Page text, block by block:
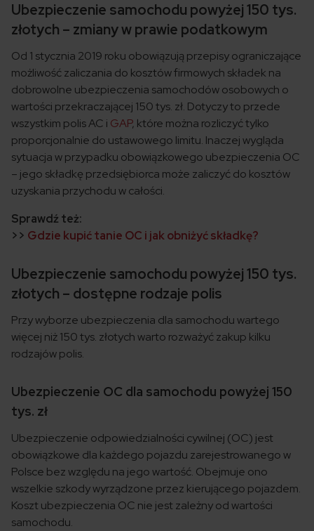
Ubezpieczenie samochodu powyżej 150 tys.
złotych – zmiany w prawie podatkowym
Od 1 stycznia 2019 roku obowiązują przepisy ograniczające
możliwość zaliczania do kosztów firmowych składek na
dobrowolne ubezpieczenia samochodów osobowych o
wartości przekraczającej 150 tys. zł. Dotyczy to przede
wszystkim polis AC i GAP, które można rozliczyć tylko
proporcjonalnie do ustawowego limitu. Inaczej wygląda
sytuacja w przypadku obowiązkowego ubezpieczenia OC
– jego składkę przedsiębiorca może zaliczyć do kosztów
uzyskania przychodu w całości.
Sprawdź też:
>> Gdzie kupić tanie OC i jak obniżyć składkę?
Ubezpieczenie samochodu powyżej 150 tys.
złotych – dostępne rodzaje polis
Przy wyborze ubezpieczenia dla samochodu wartego
więcej niż 150 tys. złotych warto rozważyć zakup kilku
rodzajów polis.
Ubezpieczenie OC dla samochodu powyżej 150
tys. zł
Ubezpieczenie odpowiedzialności cywilnej (OC) jest
obowiązkowe dla każdego pojazdu zarejestrowanego w
Polsce bez względu na jego wartość. Obejmuje ono
wszelkie szkody wyrządzone przez kierującego pojazdem.
Koszt ubezpieczenia OC nie jest zależny od wartości
samochodu.